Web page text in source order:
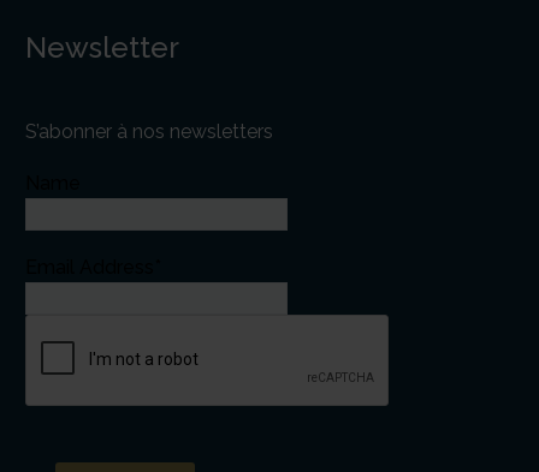
Newsletter
S’abonner à nos newsletters